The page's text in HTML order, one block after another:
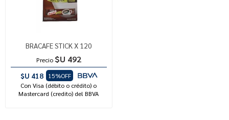
BRACAFE STICK X 120
Precio $U 492
$U 418
15%OFF
Con Visa (débito o crédito) o
Mastercard (credito) del BBVA